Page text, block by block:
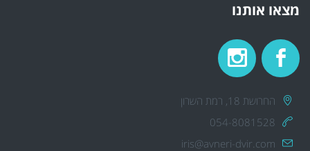
מצאו אותנו
החרושת 18, רמת השרון
054-8081528
iris@avneri-dvir.com